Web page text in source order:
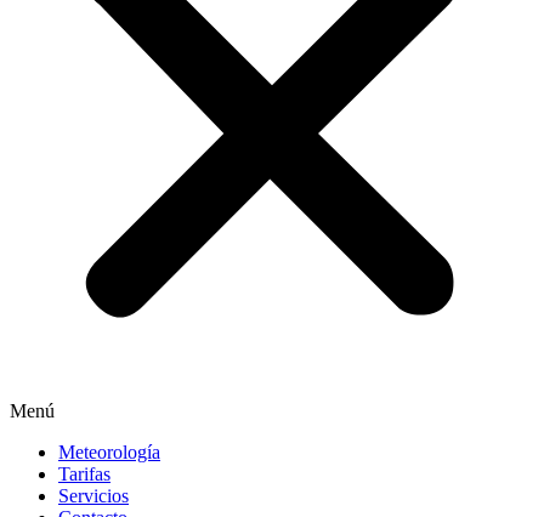
Menú
Meteorología
Tarifas
Servicios